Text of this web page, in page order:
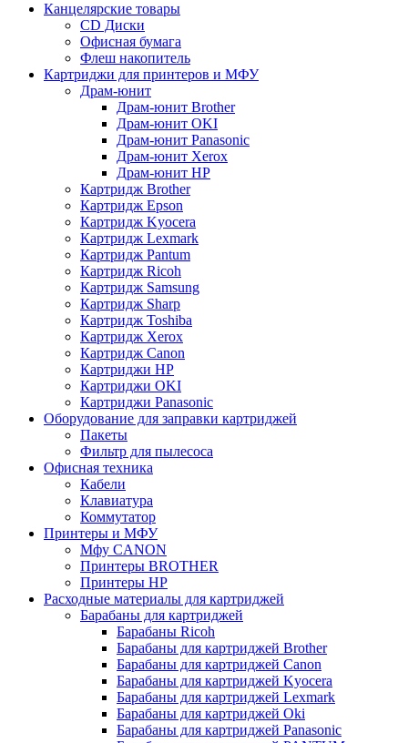
Канцелярские товары
CD Диски
Офисная бумага
Флеш накопитель
Картриджи для принтеров и МФУ
Драм-юнит
Драм-юнит Brother
Драм-юнит OKI
Драм-юнит Panasonic
Драм-юнит Xerox
Драм-юнит НР
Картридж Brother
Картридж Epson
Картридж Kyocera
Картридж Lexmark
Картридж Pantum
Картридж Ricoh
Картридж Samsung
Картридж Sharp
Картридж Toshiba
Картридж Xerox
Картридж Сanon
Картриджи HP
Картриджи OKI
Картриджи Panasonic
Оборудование для заправки картриджей
Пакеты
Фильтр для пылесоса
Офисная техника
Кабели
Клавиатура
Коммутатор
Принтеры и МФУ
Мфу CANON
Принтеры BROTHER
Принтеры HP
Расходные материалы для картриджей
Барабаны для картриджей
Барабаны Ricoh
Барабаны для картриджей Brother
Барабаны для картриджей Canon
Барабаны для картриджей Kyocera
Барабаны для картриджей Lexmark
Барабаны для картриджей Oki
Барабаны для картриджей Panasonic